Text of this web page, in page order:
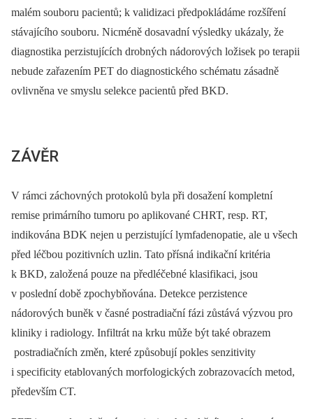
malém souboru pacientů; k validizaci předpokládáme rozšíření
stávajícího souboru. Nicméně dosavadní výsledky ukázaly, že
diagnostika perzistujících drobných nádorových ložisek po terapii
nebude zařazením PET do diagnostického schématu zásadně
ovlivněna ve smyslu selekce pacientů před BKD.
ZÁVĚR
V rámci záchovných protokolů byla při dosažení kompletní
remise primárního tumoru po aplikované CHRT, resp. RT,
indikována BDK nejen u perzistující lymfadenopatie, ale u všech
před léčbou pozitivních uzlin. Tato přísná indikační kritéria
k BKD, založená pouze na předléčebné klasifikaci, jsou
v poslední době zpochybňována. Detekce perzistence
nádorových buněk v časné postradiační fázi zůstává výzvou pro
kliniky i radiology. Infiltrát na krku může být také obrazem
postradiačních změn, které způsobují pokles senzitivity
i specificity etablovaných morfologických zobrazovacích metod,
především CT.